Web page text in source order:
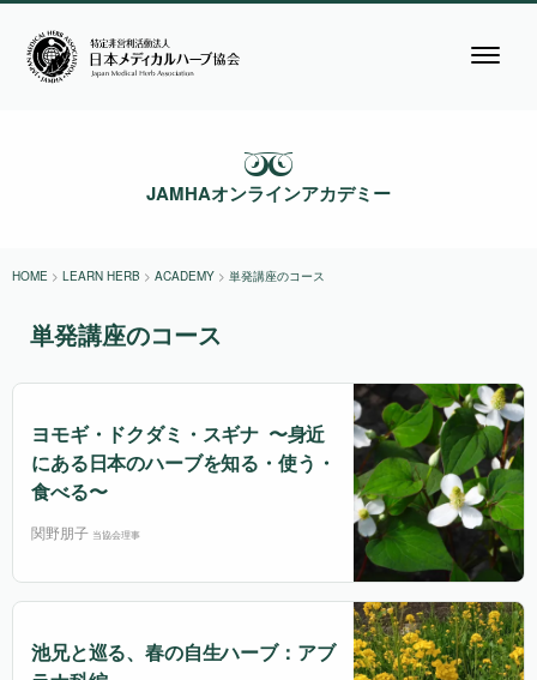
JAMHAオンラインアカデミー
HOME > LEARN HERB > ACADEMY > 単発講座のコース
単発講座のコース
ヨモギ・ドクダミ・スギナ 〜身近
にある日本のハーブを知る・使う・
食べる〜
関野朋子 当協会理事
池兄と巡る、春の自生ハーブ：アブ